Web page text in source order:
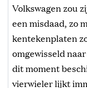
Volkswagen zou
een misdaad, zo
kentekenplaten
omgewisseld
dit moment
vierwieler lijkt